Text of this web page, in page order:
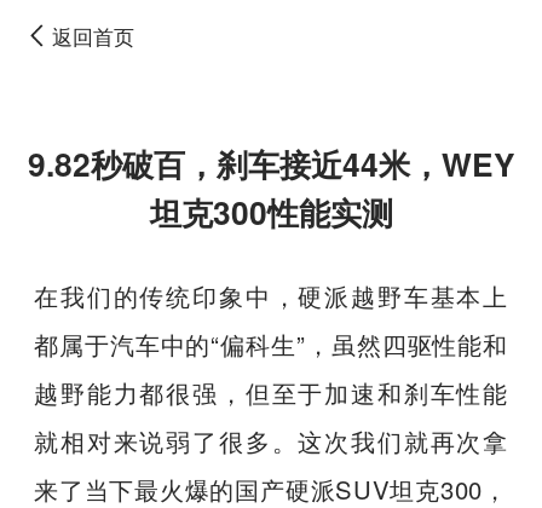
返回首页
9.82秒破百，刹车接近44米，WEY
坦克300性能实测
在我们的传统印象中，硬派越野车基本上
都属于汽车中的“偏科生”，虽然四驱性能和
越野能力都很强，但至于加速和刹车性能
就相对来说弱了很多。这次我们就再次拿
来了当下最火爆的国产硬派SUV坦克300，